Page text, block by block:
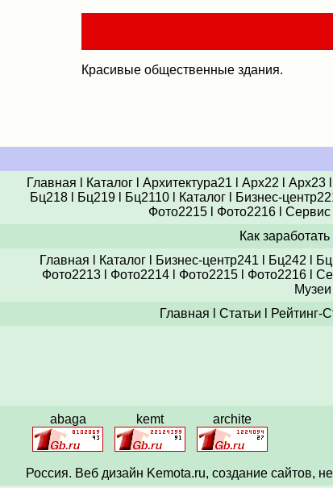
Красивые общественные здания.
Главная Каталогl Архитектура21 Арх22 Арх23l
Бц218l Бц219l Бц2110l Каталогl Бизнес-
Фото2215
Фото2216 Сервис
Как
Главная
Каталог Бизнес-центр241 Бц242
Фото2213l Фото2214l Фото2215l Фото2216l
Музеи
Главная
Статьи Рейтинг-
abaga
kemt archite
Россия. Веб дизайн Kemota.ru, создание сайтов,